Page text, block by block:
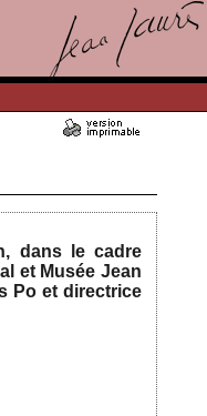
dans le cadre
et Musée Jean
Po et directrice